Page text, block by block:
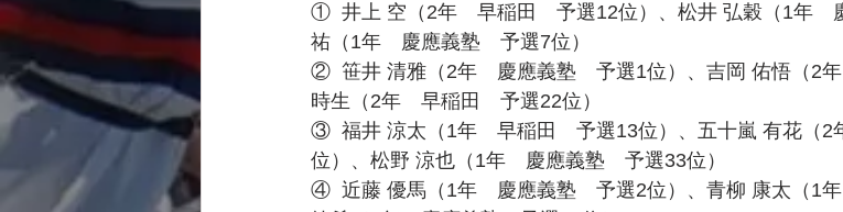
①  井上 空（2年　早稲田　予選12位）、松井 弘穀（1年　
祐（1年　慶應義塾　予選7位）
②  笹井 清雅（2年　慶應義塾　予選1位）、吉岡 佑悟（2
時生（2年　早稲田　予選22位）
③  福井 涼太（1年　早稲田　予選13位）、五十嵐 有花（2
位）、松野 涼也（1年　慶應義塾　予選33位）
④  近藤 優馬（1年　慶應義塾　予選2位）、青柳 康太（1